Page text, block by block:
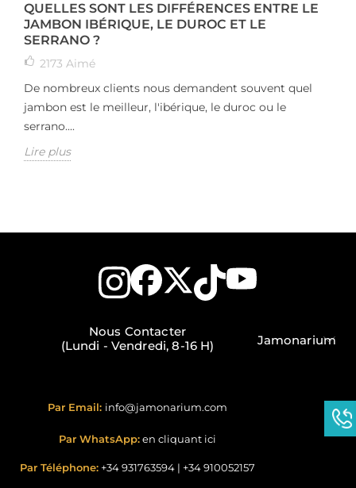
QUELLES SONT LES DIFFÉRENCES ENTRE LE
JAMBON IBÉRIQUE, LE DUROC ET LE
SERRANO ?
2173 Aimé
De nombreux clients nous demandent souvent quel
jambon est le meilleur, l'ibérique, le duroc ou le
serrano....
Lire plus
Nous Contacter
(Lundi - Vendredi, 8-16 H)
Par Email: info@jamonarium.com
Par WhatsApp:en cliquant ici
Par Téléphone: +34 931763594 | +34 910052157
Jamonarium